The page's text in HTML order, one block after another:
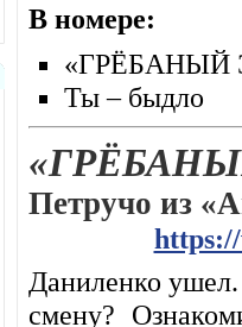
В номере:
«ГРЁБАНЫЙ
Ты – быдло
Петручо из
Даниленко
смену?